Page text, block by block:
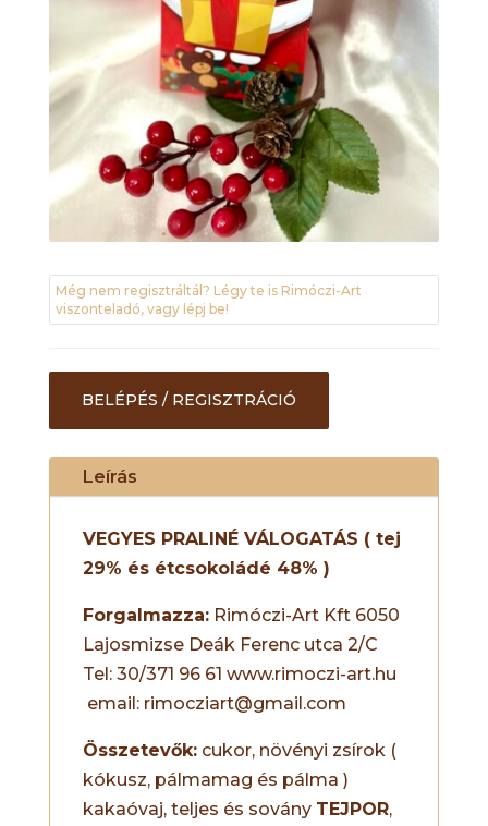
Még nem regisztráltál? Légy te is Rimóczi-Art
viszonteladó, vagy lépj be!
BELÉPÉS / REGISZTRÁCIÓ
Leírás
VEGYES PRALINÉ VÁLOGATÁS ( tej
29% és étcsokoládé 48% )
Forgalmazza:Rimóczi-Art Kft 6050
Lajosmizse Deák Ferenc utca 2/C
Tel: 30/371 96 61 www.rimoczi-art.hu
email: rimocziart@gmail.com
Összetevők:cukor, növényi zsírok (
kókusz, pálmamag és pálma )
kakaóvaj, teljes és sovány TEJPOR,